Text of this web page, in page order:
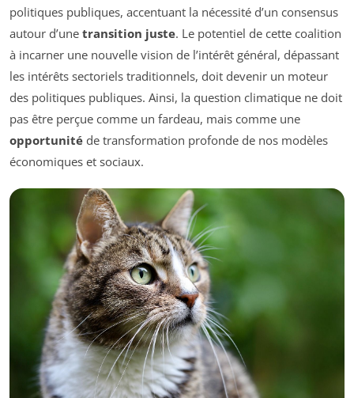
politiques publiques, accentuant la nécessité d’un consensus
autour d’une transition juste. Le potentiel de cette coalition
à incarner une nouvelle vision de l’intérêt général, dépassant
les intérêts sectoriels traditionnels, doit devenir un moteur
des politiques publiques. Ainsi, la question climatique ne doit
pas être perçue comme un fardeau, mais comme une
opportunité de transformation profonde de nos modèles
économiques et sociaux.